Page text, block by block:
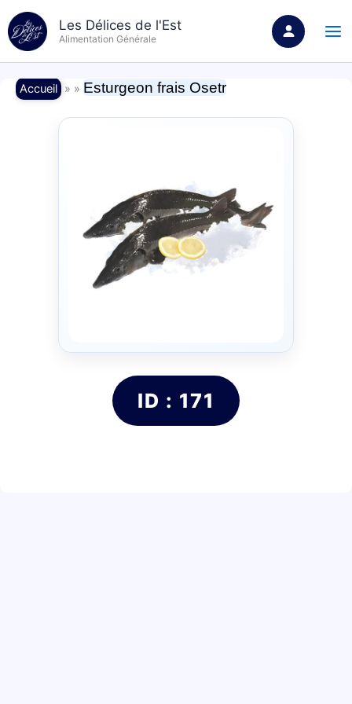
au
contenu
Les Délices de l'Est
Alimentation Générale
Accueil » » Esturgeon frais Osetr
ID : 171